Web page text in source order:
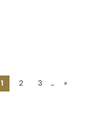
1 2 3 ... »